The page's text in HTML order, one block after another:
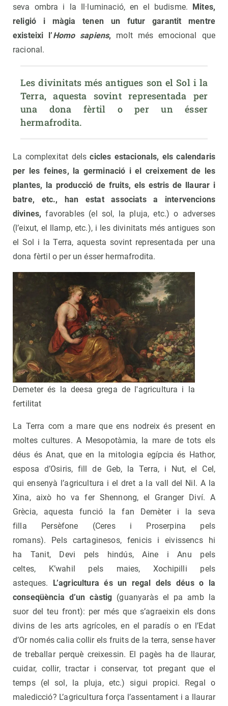
seva ombra i la Il·luminació, en el budisme. Mites,
religió i màgia tenen un futur garantit mentre
existeixi l’Homo sapiens, molt més emocional que
racional.
Les divinitats més antigues son el Sol i la
Terra, aquesta sovint representada per
una dona fèrtil o per un ésser
hermafrodita.
La complexitat delscicles estacionals, els calendaris
per les feines, la germinació i el creixement de les
plantes, la producció de fruits, els estris de llaurar i
batre, etc., han estat associats a intervencions
divines, favorables (el sol, la pluja, etc.) o adverses
(l’eixut, el llamp, etc.), i les divinitats més antigues son
el Sol i la Terra, aquesta sovint representada per una
dona fèrtil o per un ésser hermafrodita.
Demeter és la deesa grega de l'agricultura i la
fertilitat
La Terra com a mare que ens nodreix és present en
moltes cultures. A Mesopotàmia, la mare de tots els
déus és Anat, que en la mitologia egípcia és Hathor,
esposa d’Osiris, fill de Geb, la Terra, i Nut, el Cel,
qui ensenyà l’agricultura i el dret a la vall del Nil. A la
Xina, això ho va fer Shennong, el Granger Diví. A
Grècia, aquesta funció la fan Demèter i la seva
filla Persèfone (Ceres i Proserpina pels
romans). Pels cartaginesos, fenicis i eivissencs hi
ha Tanit, Devi pels hindús, Aine i Anu pels
celtes, K’wahil pels maies, Xochipilli pels
asteques.
L’agricultura és un regal dels déus o la
conseqüència d’un càstig (guanyaràs el pa amb la
suor del teu front): per més que s’agraeixin els dons
divins de les arts agrícoles, en el paradís o en l’Edat
d’Or només calia collir els fruits de la terra, sense haver
de treballar perquè creixessin. El pagès ha de llaurar,
cuidar, collir, tractar i conservar, tot pregant que el
temps (el sol, la pluja, etc.) sigui propici. Regal o
maledicció? L’agricultura força l’assentament i a llaurar